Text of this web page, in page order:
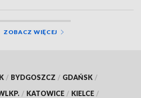
ZOBACZ WIĘCEJ
/ BYDGOSZCZ / GDAŃSK /
/ KATOWICE / KIELCE /